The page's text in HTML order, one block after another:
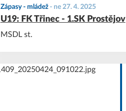
Zápasy - mládež- ne 27. 4. 2025
U19: FK Třinec - 1.SK Prostějov
MSDL st.